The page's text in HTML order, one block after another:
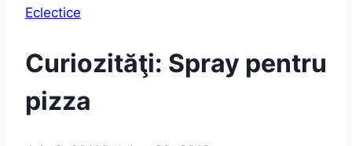
Eclectice
Curiozităţi: Spray pentru
pizza